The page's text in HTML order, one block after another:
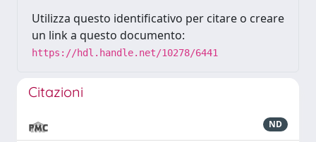
Utilizza questo identificativo per citare o creare
un link a questo documento:
https://hdl.handle.net/10278/6441
Citazioni
ND